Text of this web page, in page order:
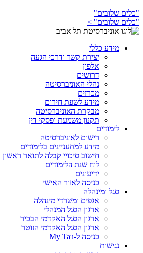
"כלים שלובים"
"כלים שלובים" >
מידע כללי
יצירת קשר ודרכי הגעה
אלפון
דרושים
נהלי האוניברסיטה
מכרזים
מידע לשעת חירום
מבקרת האוניברסיטה
תקנון משמעת ופסקי דין
לימודים
רישום לאוניברסיטה
מידע למתעניינים בלימודים
חישוב סיכויי קבלה לתואר ראשון
לוח שנת הלימודים
ידיעונים
כניסה לאזור האישי
סגל ומינהלה
אגפים ומשרדי מינהלה
ארגון הסגל המנהלי
ארגון הסגל האקדמי הבכיר
ארגון הסגל האקדמי הזוטר
כניסה ל-My Tau
נגישות